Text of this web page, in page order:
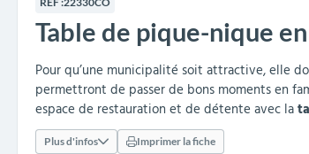
Embellissement et
fleurissement urbain
Barrières de ville
Clous podotactiles et
rampes d'accès
Séparateurs de voies et
balises routières
Vestiaires
Armoires et rangements Mobilier
Tables de cantine
réception
Poteaux de guidage
collectivités
Structures aires de jeux
Baby-
Table de pique-nique
Pour qu’une municipalité soit attractive, elle
permettront de passer de bons moments en
espace de restauration et de détente avec la
Plus d'infos Imprimer la fiche